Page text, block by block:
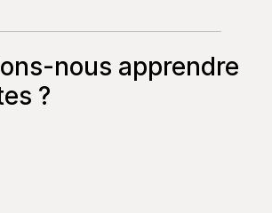
nous apprendre
?